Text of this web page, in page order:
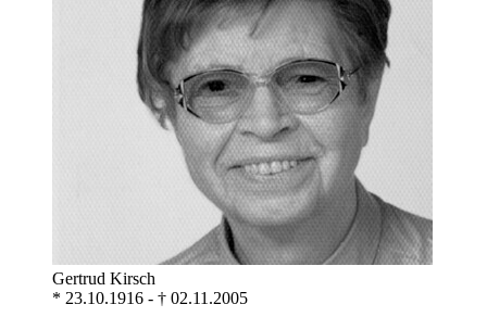
Gertrud Kirsch
* 23.10.1916 - † 02.11.2005